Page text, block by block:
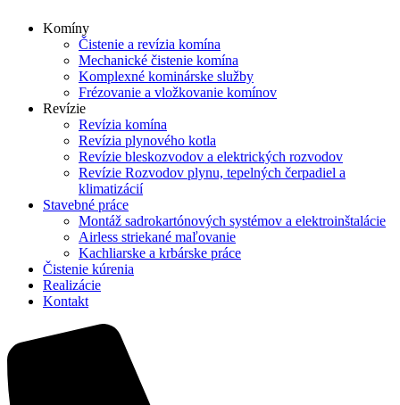
Komíny
Čistenie a revízia komína
Mechanické čistenie komína
Komplexné kominárske služby
Frézovanie a vložkovanie komínov
Revízie
Revízia komína
Revízia plynového kotla
Revízie bleskozvodov a elektrických rozvodov
Revízie Rozvodov plynu, tepelných čerpadiel a
klimatizácií
Stavebné práce
Montáž sadrokartónových systémov a elektroinštalácie
Airless striekané maľovanie
Kachliarske a krbárske práce
Čistenie kúrenia
Realizácie
Kontakt